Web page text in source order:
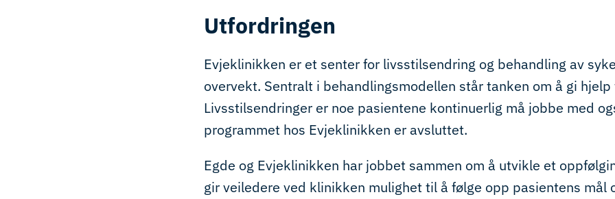
Utfordringen
Evjeklinikken er et senter for livsstilsendring og behandling av
overvekt. Sentralt i behandlingsmodellen står tanken om å gi
Livsstilsendringer er noe pasientene kontinuerlig må jobbe med
programmet hos Evjeklinikken er avsluttet.
Egde og Evjeklinikken har jobbet sammen om å utvikle et
gir veiledere ved klinikken mulighet til å følge opp pasientens mål